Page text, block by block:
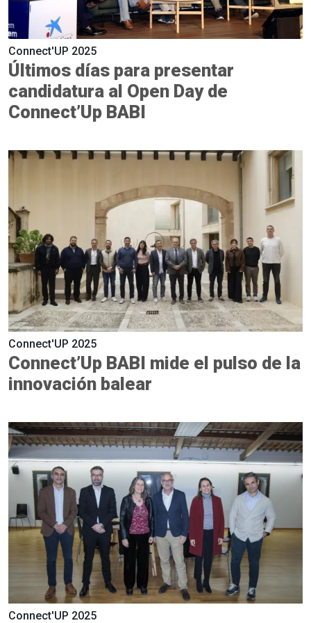
Connect'UP 2025
Últimos días para presentar
candidatura al Open Day de
Connect’Up BABI
Connect'UP 2025
Connect’Up BABI mide el pulso de la
innovación balear
Connect'UP 2025